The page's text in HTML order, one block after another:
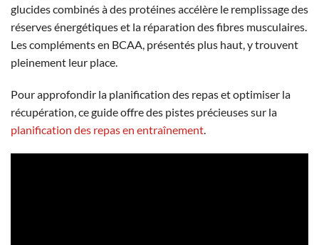
glucides combinés à des protéines accélère le remplissage des
réserves énergétiques et la réparation des fibres musculaires.
Les compléments en BCAA, présentés plus haut, y trouvent
pleinement leur place.
Pour approfondir la planification des repas et optimiser la
récupération, ce guide offre des pistes précieuses sur la
planification des repas en entraînement.